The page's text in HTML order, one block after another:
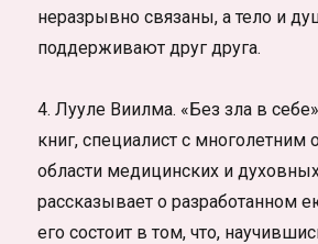
неразрывно связаны, а тело и
поддерживают друг друга.
4. Лууле Виилма. «Без зла в
книг, специалист с многолетним
области медицинских и
рассказывает о разработанном
его состоит в том, что,